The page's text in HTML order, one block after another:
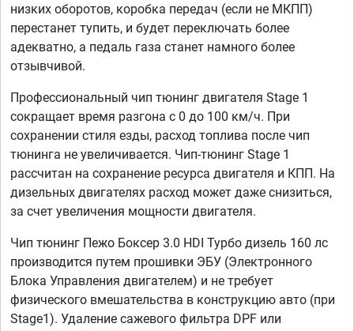
низких оборотов, коробка передач (если не МКПП)
перестанет тупить, и будет переключать более
адекватно, а педаль газа станет намного более
отзывчивой.
Профессиональный чип тюнинг двигателя Stage 1
сокращает время разгона с 0 до 100 км/ч. При
сохранении стиля езды, расход топлива после чип
тюнинга не увеличивается. Чип-тюнинг Stage 1
рассчитан на сохранение ресурса двигателя и КПП. На
дизельных двигателях расход может даже снизиться,
за счет увеличения мощности двигателя.
Чип тюнинг Пежо Боксер 3.0 HDI Турбо дизель 160 лс
производится путем прошивки ЭБУ (Электронного
Блока Управления двигателем) и не требует
физического вмешательства в конструкцию авто (при
Stage1). Удаление сажевого фильтра DPF или